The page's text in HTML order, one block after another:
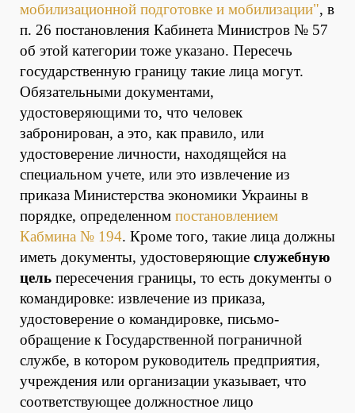
мобилизационной подготовке и мобилизации", в
п. 26 постановления Кабинета Министров № 57
об этой категории тоже указано. Пересечь
государственную границу такие лица могут.
Обязательными документами,
удостоверяющими то, что человек
забронирован, а это, как правило, или
удостоверение личности, находящейся на
специальном учете, или это извлечение из
приказа Министерства экономики Украины в
порядке, определенном постановлением
Кабмина № 194. Кроме того, такие лица должны
иметь документы, удостоверяющие служебную
цель пересечения границы, то есть документы о
командировке: извлечение из приказа,
удостоверение о командировке, письмо-
обращение к Государственной пограничной
службе, в котором руководитель предприятия,
учреждения или организации указывает, что
соответствующее должностное лицо